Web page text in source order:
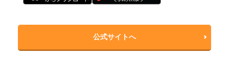
公式サイトへ